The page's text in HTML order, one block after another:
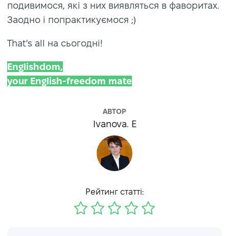
подивимося, які з них виявляться в фаворитах.
Заодно і попрактикуємося ;)
That's all на сьогодні!
Englishdom,
your English-freedom mate
АВТОР
Ivanova. E
Рейтинг статті: